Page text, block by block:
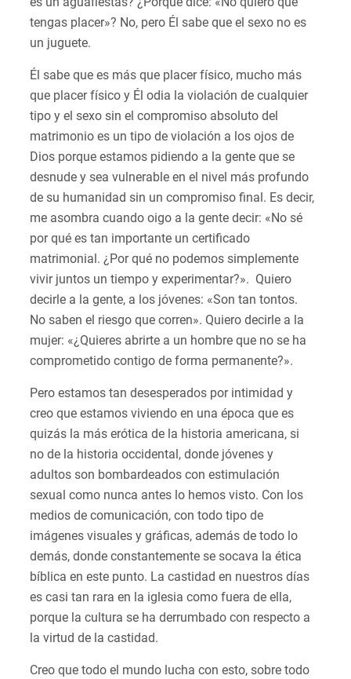
tengas placer»? No, pero Él sabe que el sexo no es
un juguete.
Él sabe que es más que placer físico, mucho más
que placer físico y Él odia la violación de cualquier
tipo y el sexo sin el compromiso absoluto del
matrimonio es un tipo de violación a los ojos de
Dios porque estamos pidiendo a la gente que se
desnude y sea vulnerable en el nivel más profundo
de su humanidad sin un compromiso final. Es decir,
me asombra cuando oigo a la gente decir: «No sé
por qué es tan importante un certificado
matrimonial. ¿Por qué no podemos simplemente
vivir juntos un tiempo y experimentar?». Quiero
decirle a la gente, a los jóvenes: «Son tan tontos.
No saben el riesgo que corren». Quiero decirle a la
mujer: «¿Quieres abrirte a un hombre que no se ha
comprometido contigo de forma permanente?».
Pero estamos tan desesperados por intimidad y
creo que estamos viviendo en una época que es
quizás la más erótica de la historia americana, si
no de la historia occidental, donde jóvenes y
adultos son bombardeados con estimulación
sexual como nunca antes lo hemos visto. Con los
medios de comunicación, con todo tipo de
imágenes visuales y gráficas, además de todo lo
demás, donde constantemente se socava la ética
bíblica en este punto. La castidad en nuestros días
es casi tan rara en la iglesia como fuera de ella,
porque la cultura se ha derrumbado con respecto a
la virtud de la castidad.
Creo que todo el mundo lucha con esto, sobre todo